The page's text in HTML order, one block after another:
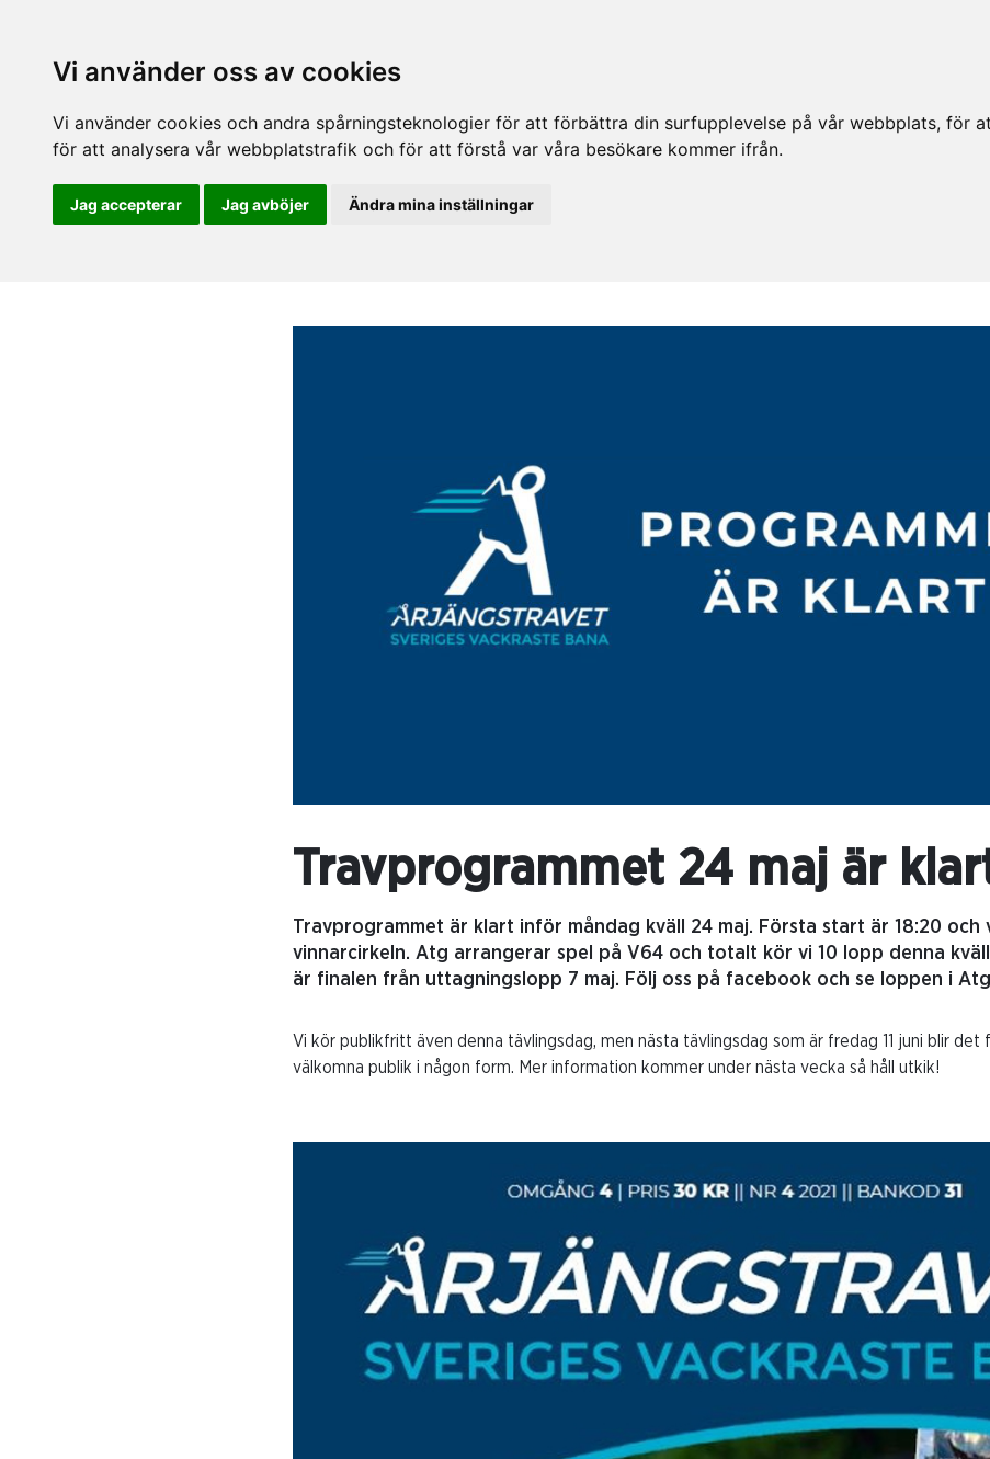
Vi använder oss av cookies
Vi använder cookies och andra spårningsteknologier för att förbättra din surfupplevelse på vår webbplats, för
för att analysera vår webbplatstrafik och för att förstå var våra besökare kommer ifrån.
Jag accepterar Jag avböjer Ändra mina inställningar
Travprogrammet 24 maj är
Travprogrammet är klart inför måndag kväll 24 maj. Första start är 18:20 och
vinnarcirkeln. Atg arrangerar spel på V64 och totalt kör vi 10 lopp denna
är finalen från uttagningslopp 7 maj. Följ oss på facebook och se loppen i
Vi kör publikfritt även denna tävlingsdag, men nästa tävlingsdag som är fredag 11 juni blir det
välkomna publik i någon form. Mer information kommer under nästa vecka så håll utkik!